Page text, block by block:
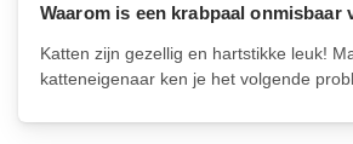
Waarom is een krabpaal onmisbaar
Katten zijn gezellig en hartstikke leuk!
katteneigenaar ken je het volgende
fijn. Maar er is gelukkig wél een